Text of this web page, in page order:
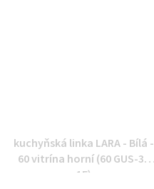
kuchyňská linka LARA - Bílá -
60 vitrína horní (60 GUS-36
1F)